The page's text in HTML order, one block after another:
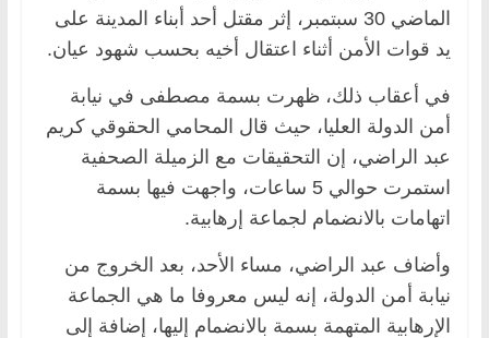
الماضي 30 سبتمبر، إثر مقتل أحد أبناء المدينة على
يد قوات الأمن أثناء اعتقال أخيه بحسب شهود عيان.
في أعقاب ذلك، ظهرت بسمة مصطفى في نيابة
أمن الدولة العليا، حيث قال المحامي الحقوقي كريم
عبد الراضي، إن التحقيقات مع الزميلة الصحفية
استمرت حوالي 5 ساعات، واجهت فيها بسمة
اتهامات بالانضمام لجماعة إرهابية.
وأضاف عبد الراضي، مساء الأحد، بعد الخروج من
نيابة أمن الدولة، إنه ليس معروفا ما هي الجماعة
الإرهابية المتهمة بسمة بالانضمام إليها، إضافة إلى